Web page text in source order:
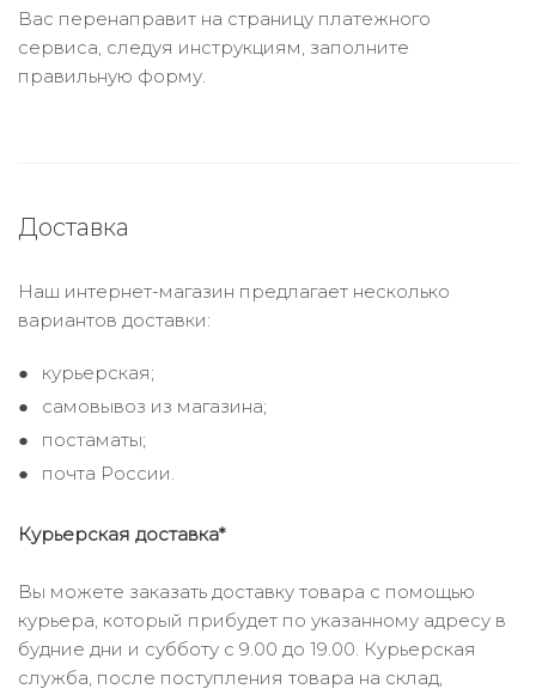
Вас перенаправит на страницу платежного
сервиса, следуя инструкциям, заполните
правильную форму.
Доставка
Наш интернет-магазин предлагает несколько
вариантов доставки:
курьерская;
самовывоз из магазина;
постаматы;
почта России.
Курьерская доставка*
Вы можете заказать доставку товара с помощью
курьера, который прибудет по указанному адресу в
будние дни и субботу с 9.00 до 19.00. Курьерская
служба, после поступления товара на склад,